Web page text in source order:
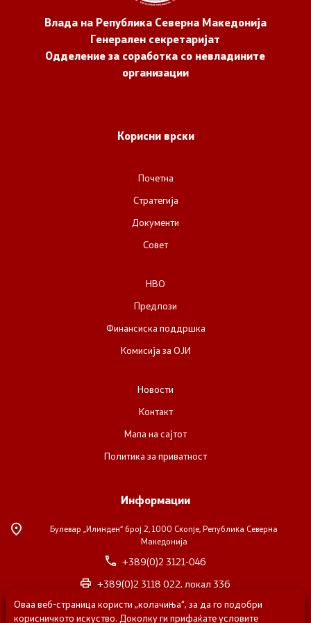
Влада на Република Северна Македонија
Генерален секретаријат
Одделение за соработка со невладините
организации
Корисни врски
Почетна
Стратегија
Документи
Совет
НВО
Предлози
Финансиска поддршка
Комисија за ОЈИ
Новости
Контакт
Мапа на сајтот
Политика за приватност
Информации
Булевар „Илинден“ број 2, 1000 Скопје, Република Северна
Македонија
+389(0)2 3121-046
+389(0)2 3118 022, локал 336
nvosorabotka@gs.gov.mk
Оваа веб-страница користи „колачиња“, за да го подобри
корисничкото искуство. Доколку ги прифаќате условите